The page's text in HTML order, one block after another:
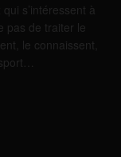
s’intéressent à
pas de traiter le
le connaissent,